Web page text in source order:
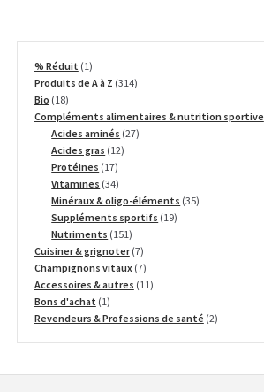
% Réduit 11
produit
Produits de A à Z 314314
Bio 1818
produits
Compléments alimentaires & nutrition sportive
Acides aminés 2727
Acides gras 1212
Protéines 1717
produits
Vitamines 3434
produits
Minéraux & oligo-éléments 3535
Suppléments sportifs 1919
Nutriments 151151
produits
Cuisiner & grignoter 77
produits
Champignons vitaux 77
produits
Accessoires & autres 1111
Bons d'achat 11
produit
Revendeurs & Professions de santé 22